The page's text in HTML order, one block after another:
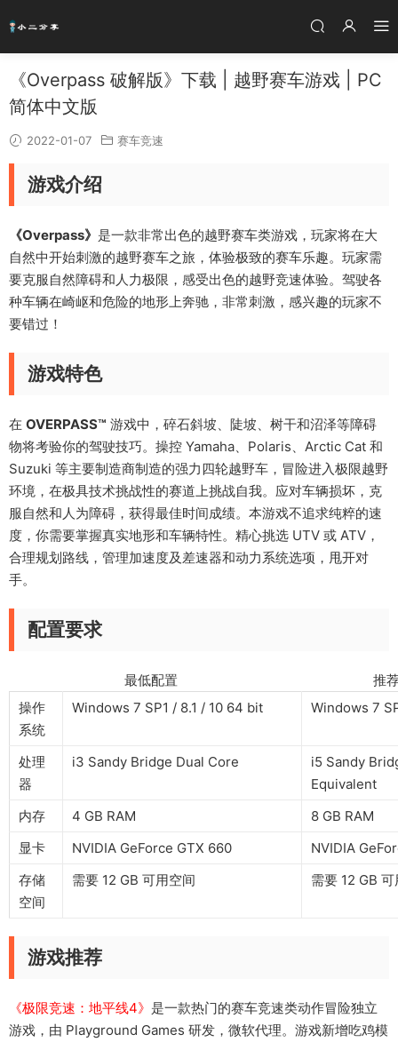
《Overpass 破解版》下载 | 越野赛车游戏 | PC
简体中文版
2022-01-07 赛车竞速
游戏介绍
《Overpass》 是一款非常出色的越野赛车类游戏，玩家将在大
自然中开始刺激的越野赛车之旅，体验极致的赛车乐趣。玩家需
要克服自然障碍和人力极限，感受出色的越野竞速体验。驾驶各
种车辆在崎岖和危险的地形上奔驰，非常刺激，感兴趣的玩家不
要错过！
游戏特色
在 OVERPASS™ 游戏中，碎石斜坡、陡坡、树干和沼泽等障碍
物将考验你的驾驶技巧。操控 Yamaha、Polaris、Arctic Cat 和
Suzuki 等主要制造商制造的强力四轮越野车，冒险进入极限越野
环境，在极具技术挑战性的赛道上挑战自我。应对车辆损坏，克
服自然和人为障碍，获得最佳时间成绩。本游戏不追求纯粹的速
度，你需要掌握真实地形和车辆特性。精心挑选 UTV 或 ATV，
合理规划路线，管理加速度及差速器和动力系统选项，甩开对
手。
配置要求
最低配置 推荐配
操作
系统
Windows 7 SP1 / 8.1 / 10 64 bit Windows 7
处理
器
i3 Sandy Bridge Dual Core
i5 Sandy
Equivalent
内存
4 GB RAM
8 GB RAM
显卡
NVIDIA GeForce GTX 660
NVIDIA
存储
空间
需要 12 GB 可用空间 需要 12 GB
游戏推荐
《极限竞速：地平线4》 是一款热门的赛车竞速类动作冒险独立
游戏，由 Playground Games 研发，微软代理。游戏新增吃鸡模